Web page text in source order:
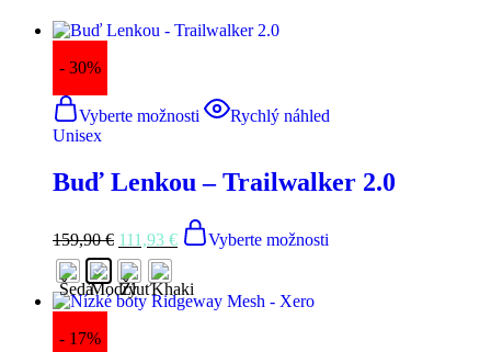
- 30%
Vyberte možnosti
Rychlý náhled
Unisex
Buď Lenkou – Trailwalker 2.0
159,90€ 111,93 € Vyberte možnosti
- 17%